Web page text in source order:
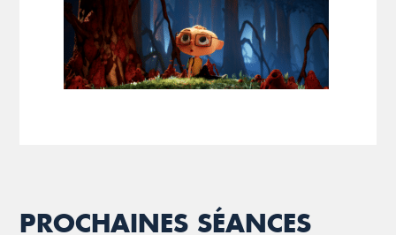
PROCHAINES SÉANCES